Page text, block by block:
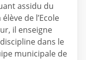
assidu du
de l’Ecole
il enseigne
dans le
municipale de